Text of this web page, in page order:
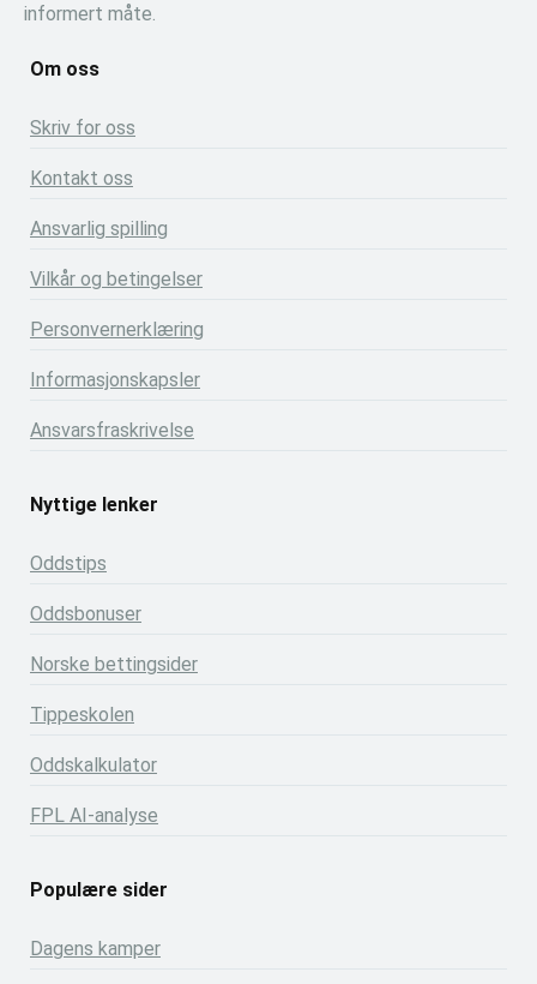
informert måte.
Om oss
Skriv for oss
Kontakt oss
Ansvarlig spilling
Vilkår og betingelser
Personvernerklæring
Informasjonskapsler
Ansvarsfraskrivelse
Nyttige lenker
Oddstips
Oddsbonuser
Norske bettingsider
Tippeskolen
Oddskalkulator
FPL AI-analyse
Populære sider
Dagens kamper